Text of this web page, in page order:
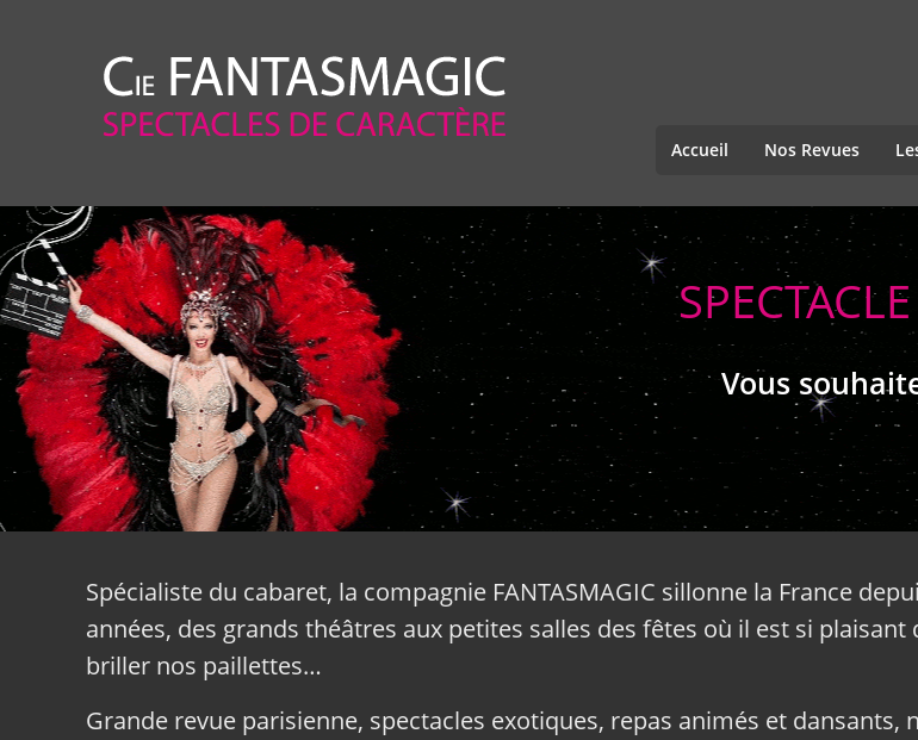
Accueil Nos Revues
Vous
Spécialiste du cabaret, la compagnie FANTASMAGIC sillonne la France
années, des grands théâtres aux petites salles des fêtes où il est si plaisant
briller nos paillettes…
Grande revue parisienne, spectacles exotiques, repas animés et dansants,